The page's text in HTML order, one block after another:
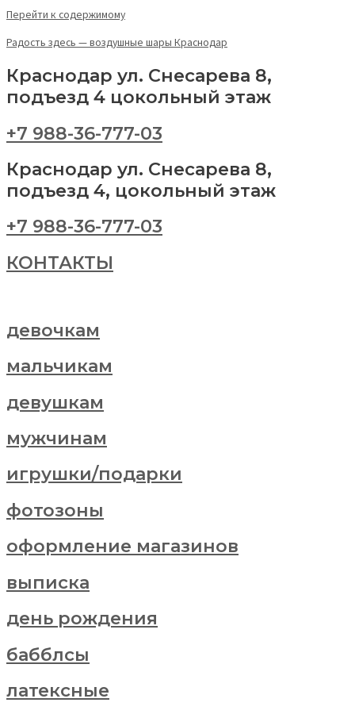
Перейти к содержимому
Радость здесь — воздушные шары Краснодар
Краснодар ул. Снесарева 8,
подъезд 4 цокольный этаж
+7 988-36-777-03
Краснодар ул. Снесарева 8,
подъезд 4, цокольный этаж
+7 988-36-777-03
КОНТАКТЫ
девочкам
мальчикам
девушкам
мужчинам
игрушки/подарки
фотозоны
оформление магазинов
выписка
день рождения
бабблсы
латексные